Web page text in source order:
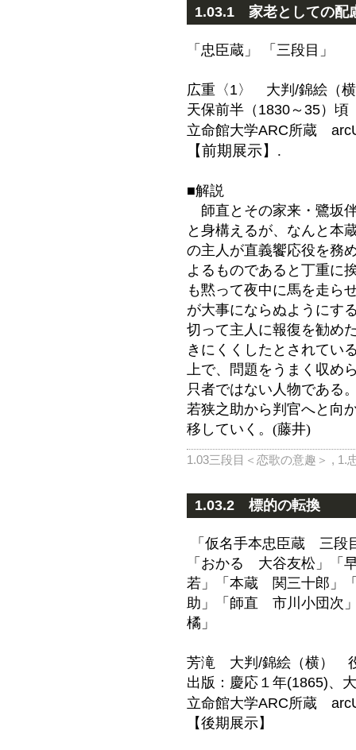
1.03.1 家老としての配
「忠臣蔵」 「三段目」
広重〈1〉 大判/錦絵（
天保前半（1830～35）頃
立命館大学ARC所蔵
【前期展示】.
■解説
師直とその家来・鷺坂
と身構えるが、なんと本
の主人が直義饗応役を務
よるものであると丁重に
も黙って夜中に馬を走ら
が大事にならぬようにす
切って主人に報復を勧め
きにくくしたとされてい
上で、問題をうまく収め
只者ではない人物である
若狭之助から判官へと向
移していく。(藤井)
1.03三段目＜恋歌の意趣＞ , 1.
1.03.2 標的の転換
「仮名手本忠臣蔵 三段
「おかる 大谷友松」「
若」「本蔵 関三十郎」
助」「師直 市川小団次
橘」
芳滝 大判/錦絵（横）
出版：慶応１年(1865)、
立命館大学ARC所蔵
【後期展示】